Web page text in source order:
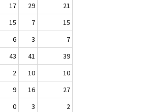
17 29
21
15 7
15
6 3
7
43 41
39
2 10
10
9 16
27
0 3
2